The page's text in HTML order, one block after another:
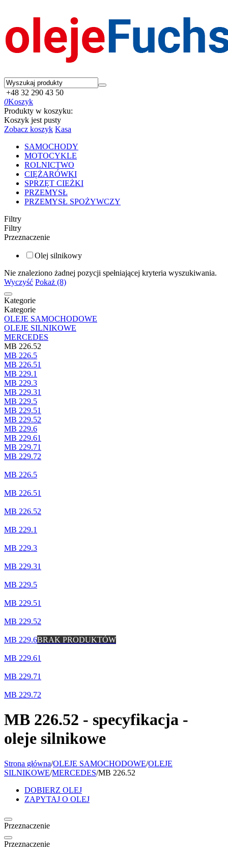
+48 32 290 43 50
0Koszyk
Produkty w koszyku:
Koszyk jest pusty
Zobacz koszyk Kasa
SAMOCHODY
MOTOCYKLE
ROLNICTWO
CIĘŻARÓWKI
SPRZĘT CIEŻKI
PRZEMYSŁ
PRZEMYSŁ SPOŻYWCZY
Filtry
Filtry
Przeznaczenie
Olej silnikowy
Nie znaleziono żadnej pozycji spełniającej kryteria wyszukiwania.
Wyczyść Pokaż (8)
Kategorie
Kategorie
OLEJE SAMOCHODOWE
OLEJE SILNIKOWE
MERCEDES
MB 226.52
MB 226.5
MB 226.51
MB 229.1
MB 229.3
MB 229.31
MB 229.5
MB 229.51
MB 229.52
MB 229.6
MB 229.61
MB 229.71
MB 229.72
MB 226.5
MB 226.51
MB 226.52
MB 229.1
MB 229.3
MB 229.31
MB 229.5
MB 229.51
MB 229.52
MB 229.6BRAK PRODUKTÓW
MB 229.61
MB 229.71
MB 229.72
MB 226.52 - specyfikacja -
oleje silnikowe
Strona główna/OLEJE SAMOCHODOWE/OLEJE
SILNIKOWE/MERCEDES/MB 226.52
DOBIERZ OLEJ
ZAPYTAJ O OLEJ
Przeznaczenie
Przeznaczenie